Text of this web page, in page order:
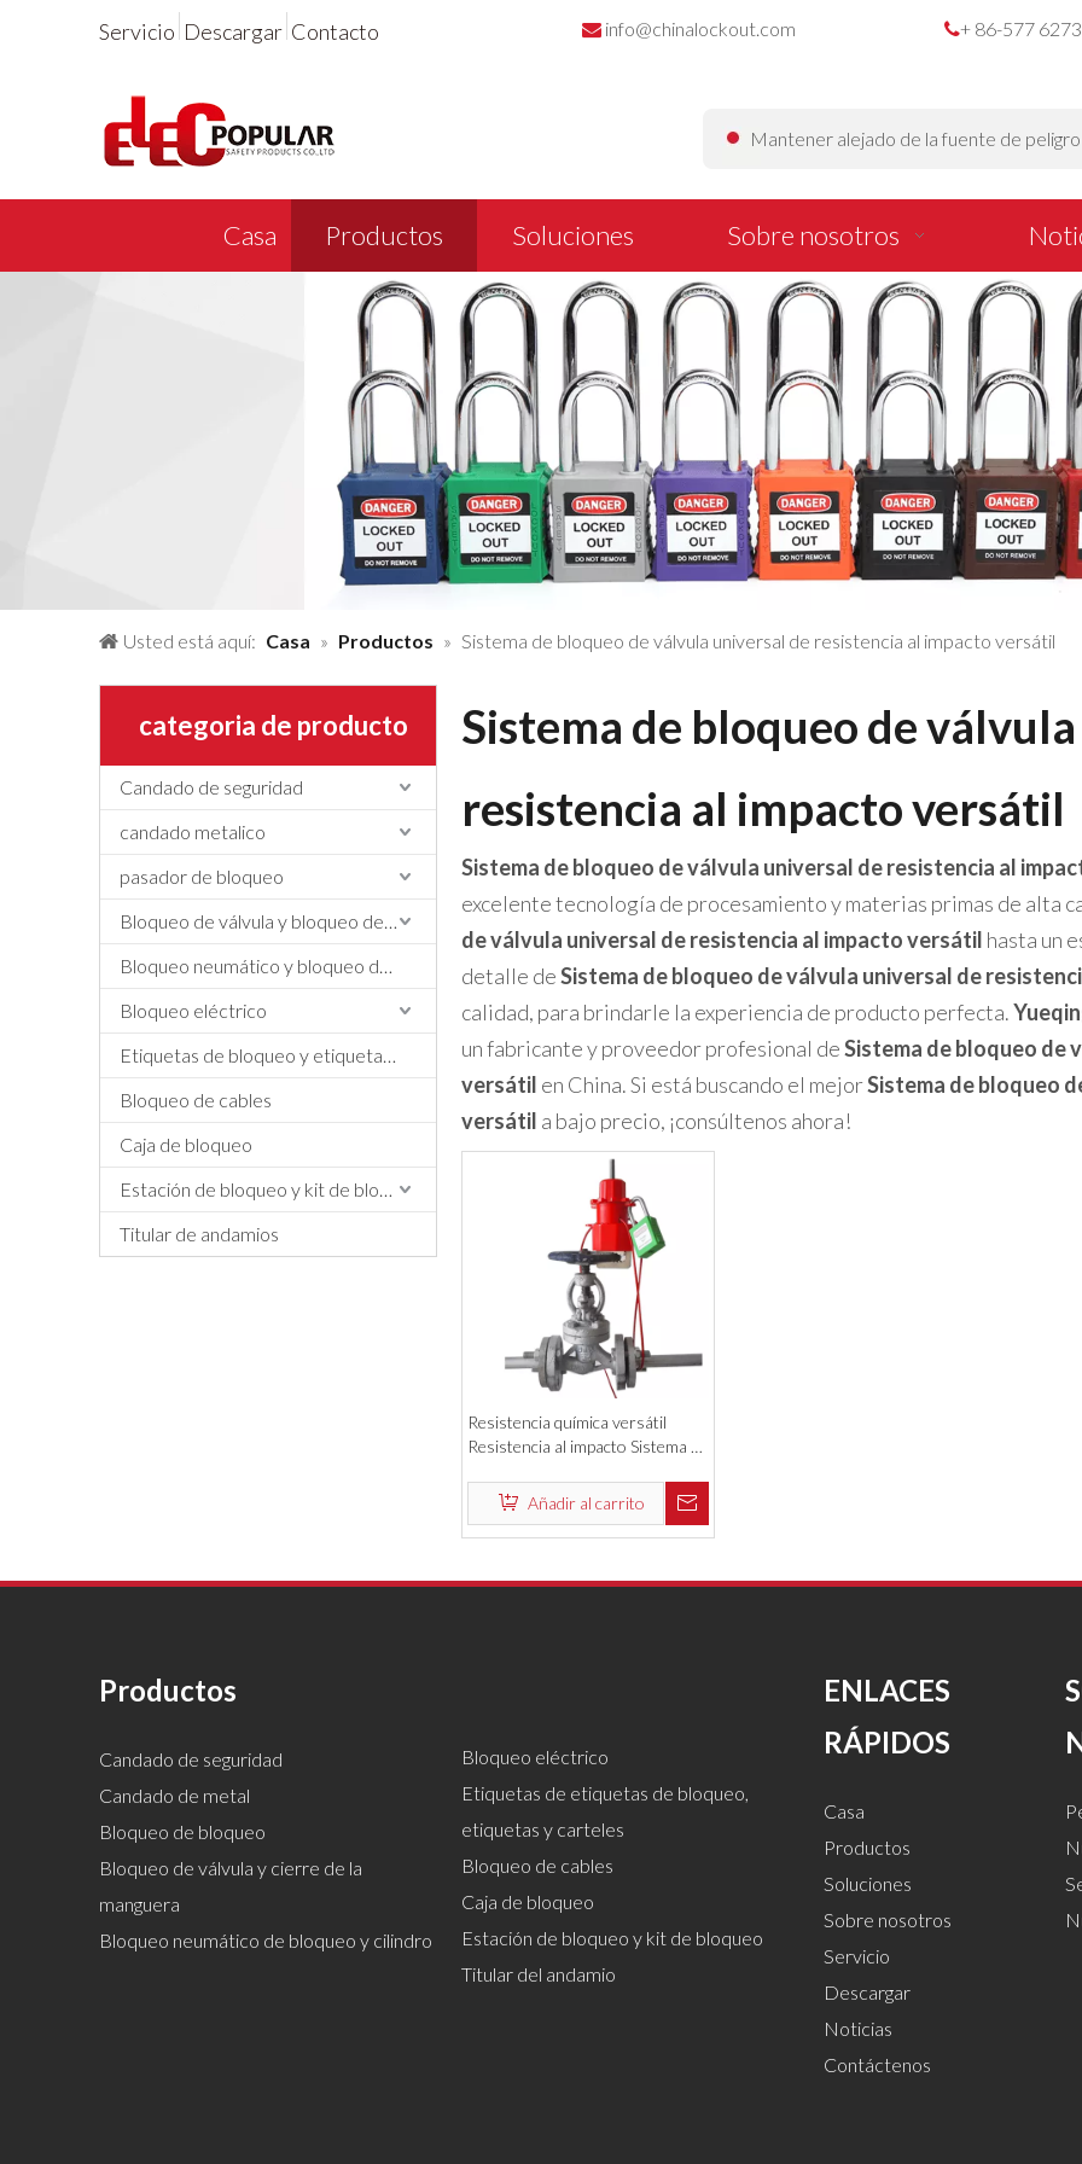
Servicio Descargar Contacto  info@chinalockout.com + 86-577
Mantener alejado de la fuente de
Casa Productos Soluciones Sobre nosotros
Usted está aquí: Casa » Productos » Sistema de bloqueo de válvula universal de resistencia al impacto versátil
categoria de producto
Candado de seguridad
candado metalico
pasador de bloqueo
Bloqueo de válvula y bloqueo de manguera
Bloqueo neumático y bloqueo de cilindros
Bloqueo eléctrico
Etiquetas de bloqueo y etiquetado, etiquetas y letreros
Bloqueo de cables
Caja de bloqueo
Estación de bloqueo y kit de bloqueo
Titular de andamios
Sistema de bloqueo de
resistencia al impacto versátil
Sistema de bloqueo de válvula universal de resistencia al
excelente tecnología de procesamiento y materias primas de alta
de válvula universal de resistencia al impacto versátil hasta un
detalle deSistema de bloqueo de válvula universal de
calidad, para brindarle la experiencia de producto perfecta.
un fabricante y proveedor profesional deSistema de bloqueo de
versátil en China. Si está buscando el mejorSistema de bloqueo
versátil a bajo precio, ¡consúltenos ahora!
Resistencia química versátil
Resistencia al impacto Sistema de
Añadir al carrito
Productos
Candado de seguridad
Candado de metal
Bloqueo de bloqueo
Bloqueo de válvula y cierre de la
manguera
Bloqueo neumático de bloqueo y cilindro
Bloqueo eléctrico
Etiquetas de etiquetas de bloqueo,
etiquetas y carteles
Bloqueo de cables
Caja de bloqueo
Estación de bloqueo y kit de bloqueo
Titular del andamio
ENLACES
RÁPIDOS
Casa
Productos
Soluciones
Sobre nosotros
Servicio
Descargar
Noticias
Contáctenos